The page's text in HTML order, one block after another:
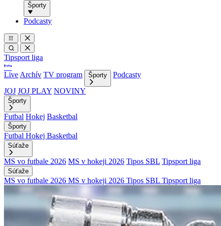
Športy
Podcasty
Tipsport liga
Live Archív TV program Športy
Podcasty
JOJ JOJ PLAY NOVINY
Športy
Futbal Hokej Basketbal
Športy
Futbal Hokej Basketbal
Súťaže
MS vo futbale 2026 MS v hokeji 2026 Tipos SBL Tipsport liga
Súťaže
MS vo futbale 2026 MS v hokeji 2026 Tipos SBL Tipsport liga